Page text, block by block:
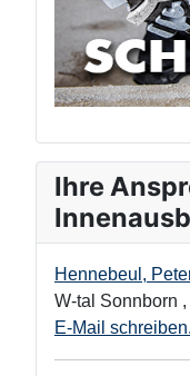
Ihre
Hennebeul,
W-tal Sonnborn ,
E-Mail